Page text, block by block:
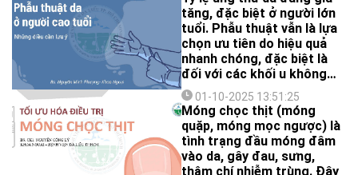
hiệu của “phù niêm trước
xương chày”. Nhận biết
sớm giúp người bệnh được
điều trị kịp thời và hiệu quả
hơn.
tăng, đặc biệt ở người lớn
tuổi. Phẫu thuật vẫn là lựa
chọn ưu tiên do hiệu quả
nhanh chóng, đặc biệt là
đối với các khối u không
phải melanoma. Tuy nhiên,
với bệnh nhân cao tuổi, việc
chăm sóc trước, trong và
sau phẫu thuật cần đặc
biệt lưu ý.
01-10-2025 13:51:25
Móng chọc thịt (móng
quặp, móng mọc ngược) là
tình trạng đầu móng đâm
vào da, gây đau, sưng,
thậm chí nhiễm trùng. Đây